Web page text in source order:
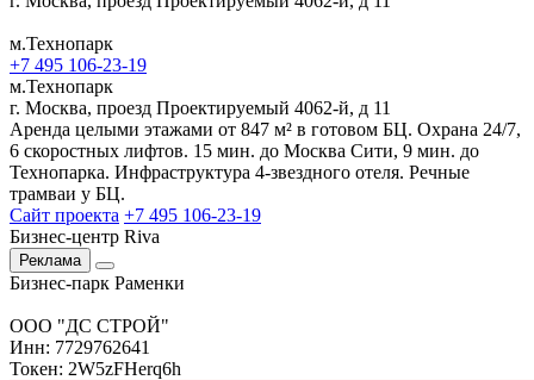
м.Технопарк
+7 495 106-23-19
м.Технопарк
г. Москва, проезд Проектируемый 4062-й, д 11
Аренда целыми этажами от 847 м² в готовом БЦ. Охрана 24/7,
6 скоростных лифтов. 15 мин. до Москва Сити, 9 мин. до
Технопарка. Инфраструктура 4-звездного отеля. Речные
трамваи у БЦ.
Сайт проекта +7 495 106-23-19
Бизнес-центр Riva
Реклама
Бизнес-парк Раменки
ООО "ДС СТРОЙ"
Инн: 7729762641
Токен: 2W5zFHerq6h